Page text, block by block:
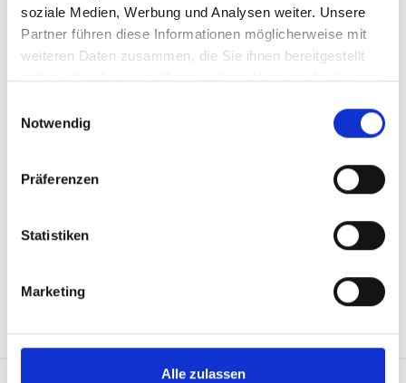
soziale Medien, Werbung und Analysen weiter. Unsere
Partner führen diese Informationen möglicherweise mit
weiteren Daten zusammen, die Sie ihnen bereitgestellt
haben oder die sie im Rahmen Ihrer Nutzung der Dienste
Notwendig
Präferenzen
Statistiken
Marketing
Alle zulassen
Monatsbruttogehalt, welches je nach Qualifikation und
Erfahrung deutlich über dem KV liegt
Gasteiner Bergbahnen AG
work@skigastein.com
Zurück zur Liste